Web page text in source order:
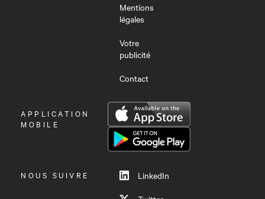
Mentions
légales
Votre
publicité
Contact
OUVRIR
LE
APPLICATION
MOBILE
NOUS SUIVRE
LinkedIn